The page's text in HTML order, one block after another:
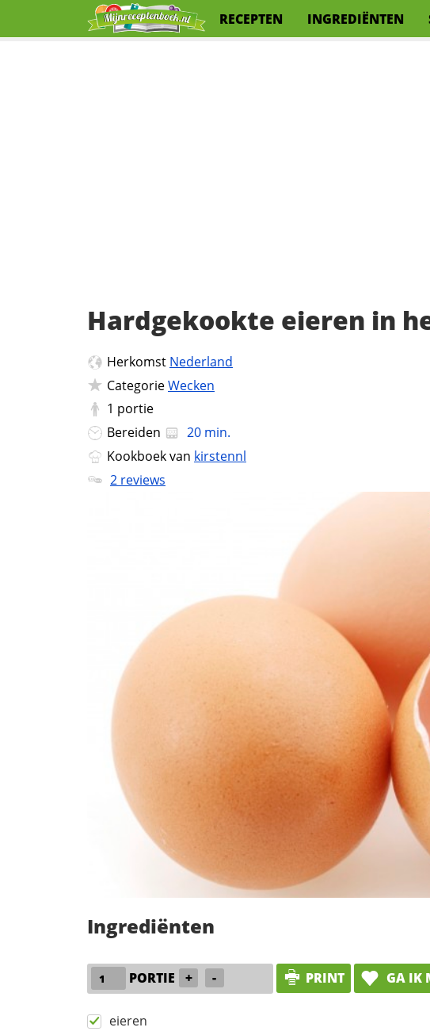
RECEPTEN INGREDIËNTEN
Hardgekookte eieren in
Herkomst Nederland
CategorieWecken
1 portie
Bereiden
20 min.
Kookboek van kirstennl
2 reviews
Ingrediënten
PORTIE + - PRINT GA IK
eieren